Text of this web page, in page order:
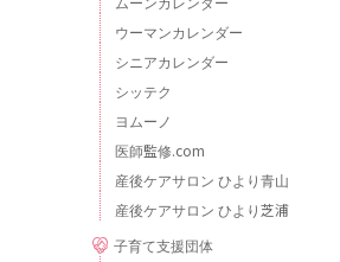
ウーマンカレンダー
シニアカレンダー
シッテク
ヨムーノ
医師監修.com
産後ケアサロン ひより青山
産後ケアサロン ひより芝浦
子育て支援団体